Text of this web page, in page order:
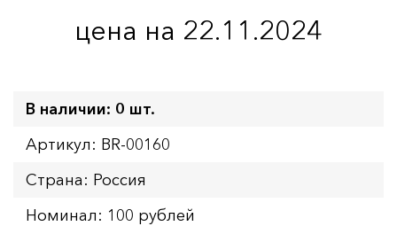
цена на 22.11.2024
В наличии: 0 шт.
Артикул: BR-00160
Страна: Россия
Номинал: 100 рублей